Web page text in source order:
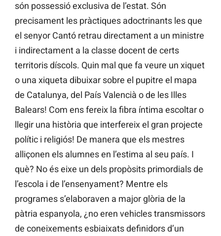
són possessió exclusiva de l’estat. Són
precisament les pràctiques adoctrinants les que
el senyor Cantó retrau directament a un ministre
i indirectament a la classe docent de certs
territoris díscols. Quin mal que fa veure un xiquet
o una xiqueta dibuixar sobre el pupitre el mapa
de Catalunya, del País Valencià o de les Illes
Balears! Com ens fereix la fibra íntima escoltar o
llegir una història que interfereix el gran projecte
polític i religiós! De manera que els mestres
alliçonen els alumnes en l’estima al seu país. I
què? No és eixe un dels propòsits primordials de
l’escola i de l’ensenyament? Mentre els
programes s’elaboraven a major glòria de la
pàtria espanyola, ¿no eren vehicles transmissors
de coneixements esbiaixats definidors d’un